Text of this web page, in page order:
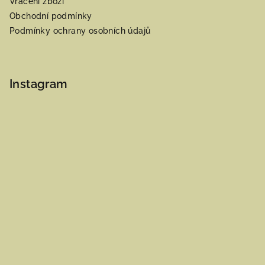
Obchodní podmínky
Podmínky ochrany osobních údajů
Instagram